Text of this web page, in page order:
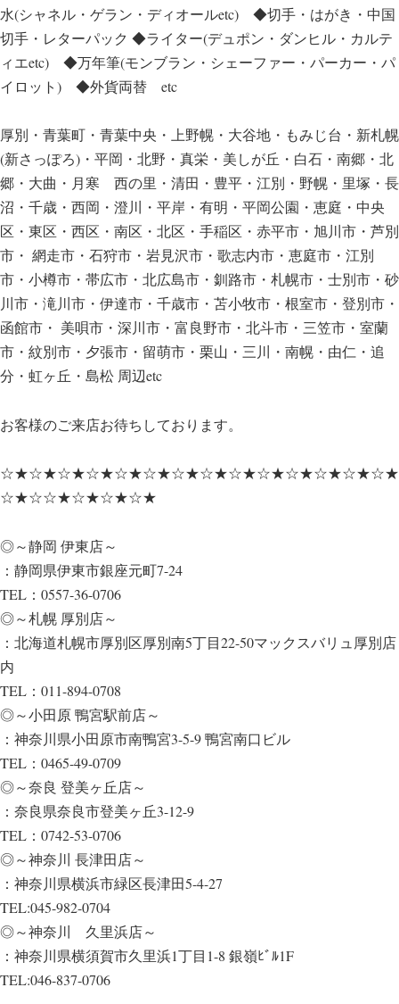
水(シャネル・ゲラン・ディオールetc) ◆切手・はがき・中国
切手・レターパック ◆ライター(デュポン・ダンヒル・カルテ
ィエetc) ◆万年筆(モンブラン・シェーファー・パーカー・パ
イロット) ◆外貨両替 etc
厚別・青葉町・青葉中央・上野幌・大谷地・もみじ台・新札幌
(新さっぽろ)・平岡・北野・真栄・美しが丘・白石・南郷・北
郷・大曲・月寒 西の里・清田・豊平・江別・野幌・里塚・長
沼・千歳・西岡・澄川・平岸・有明・平岡公園・恵庭・中央
区・東区・西区・南区・北区・手稲区・赤平市・旭川市・芦別
市・ 網走市・石狩市・岩見沢市・歌志内市・恵庭市・江別
市・小樽市・帯広市・北広島市・釧路市・札幌市・士別市・砂
川市・滝川市・伊達市・千歳市・苫小牧市・根室市・登別市・
函館市・ 美唄市・深川市・富良野市・北斗市・三笠市・室蘭
市・紋別市・夕張市・留萌市・栗山・三川・南幌・由仁・追
分・虹ヶ丘・島松 周辺etc
お客様のご来店お待ちしております。
☆★☆★☆★☆★☆★☆★☆★☆★☆★☆★☆★☆★☆★☆★
☆★☆☆★☆★☆★☆★
◎～静岡 伊東店～
：静岡県伊東市銀座元町7-24
TEL：0557-36-0706
◎～札幌 厚別店～
：北海道札幌市厚別区厚別南5丁目22-50マックスバリュ厚別店
内
TEL：011-894-0708
◎～小田原 鴨宮駅前店～
：神奈川県小田原市南鴨宮3-5-9 鴨宮南口ビル
TEL：0465-49-0709
◎～奈良 登美ヶ丘店～
：奈良県奈良市登美ヶ丘3-12-9
TEL：0742-53-0706
◎～神奈川 長津田店～
：神奈川県横浜市緑区長津田5-4-27
TEL:045-982-0704
◎～神奈川 久里浜店～
：神奈川県横須賀市久里浜1丁目1-8 銀嶺ﾋﾞﾙ1F
TEL:046-837-0706